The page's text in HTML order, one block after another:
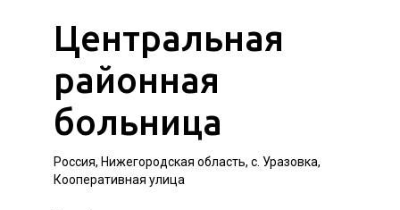
Центральная
районная
больница
Россия, Нижегородская область, с. Уразовка,
Кооперативная улица